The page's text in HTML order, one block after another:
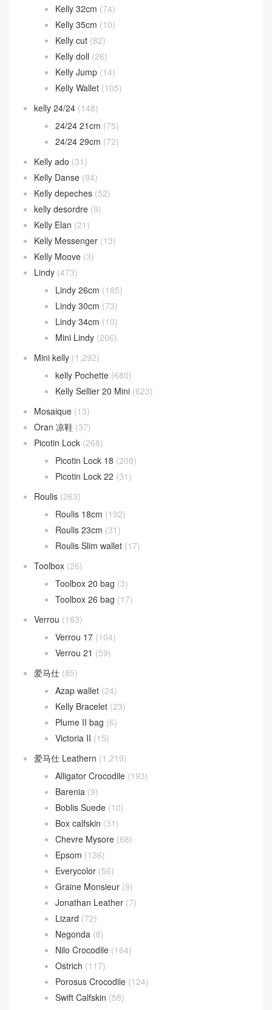
Kelly 32cm (74)
Kelly 35cm (10)
Kelly cut (82)
Kelly doll (26)
Kelly Jump (14)
Kelly Wallet (105)
kelly 24/24 (148)
24/24 21cm (75)
24/24 29cm (72)
Kelly ado (31)
Kelly Danse (94)
Kelly depeches (52)
kelly desordre (9)
Kelly Elan (21)
Kelly Messenger (13)
Kelly Moove (3)
Lindy (473)
Lindy 26cm (185)
Lindy 30cm (73)
Lindy 34cm (10)
Mini Lindy (206)
Mini kelly (1,292)
kelly Pochette (680)
Kelly Sellier 20 Mini (623)
Mosaique (13)
Oran 凉鞋 (37)
Picotin Lock (268)
Picotin Lock 18 (208)
Picotin Lock 22 (31)
Roulis (263)
Roulis 18cm (192)
Roulis 23cm (31)
Roulis Slim wallet (17)
Toolbox (26)
Toolbox 20 bag (3)
Toolbox 26 bag (17)
Verrou (163)
Verrou 17 (104)
Verrou 21 (59)
爱马仕 (85)
Azap wallet (24)
Kelly Bracelet (23)
Plume II bag (6)
Victoria II (15)
爱马仕 Leathern (1,219)
Alligator Crocodile (193)
Barenia (9)
Boblis Suede (10)
Box calfskin (31)
Chevre Mysore (68)
Epsom (136)
Everycolor (56)
Graine Monsieur (9)
Jonathan Leather (7)
Lizard (72)
Negonda (8)
Nilo Crocodile (164)
Ostrich (117)
Porosus Crocodile (124)
Swift Calfskin (58)